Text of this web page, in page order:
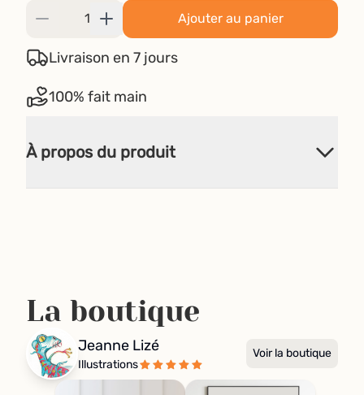
Ajouter au panier
Livraison en 7 jours
100% fait main
À propos du produit
La boutique
Jeanne Lizé
Illustrations
Voir la boutique